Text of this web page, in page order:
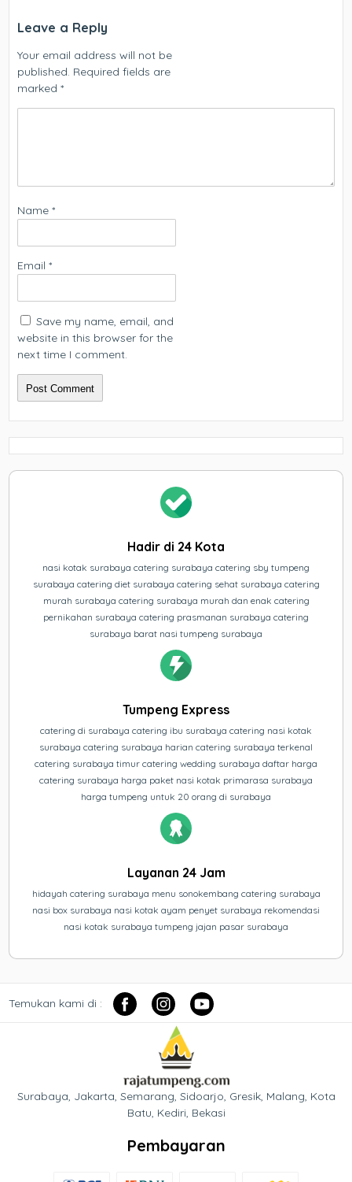
Leave a Reply
Your email address will not be
published. Required fields are
marked*
Name*
Email*
Save my name, email, and
website in this browser for the
next time I comment.
Hadir di 24 Kota
nasi kotak surabaya catering surabaya catering sby tumpeng
surabaya catering diet surabaya catering sehat surabaya catering
murah surabaya catering surabaya murah dan enak catering
pernikahan surabaya catering prasmanan surabaya catering
surabaya barat nasi tumpeng surabaya
Tumpeng Express
catering di surabaya catering ibu surabaya catering nasi kotak
surabaya catering surabaya harian catering surabaya terkenal
catering surabaya timur catering wedding surabaya daftar harga
catering surabaya harga paket nasi kotak primarasa surabaya
harga tumpeng untuk 20 orang di surabaya
Layanan 24 Jam
hidayah catering surabaya menu sonokembang catering surabaya
nasi box surabaya nasi kotak ayam penyet surabaya rekomendasi
nasi kotak surabaya tumpeng jajan pasar surabaya
Temukan kami di :
Surabaya, Jakarta, Semarang, Sidoarjo, Gresik, Malang, Kota
Batu, Kediri, Bekasi
Pembayaran